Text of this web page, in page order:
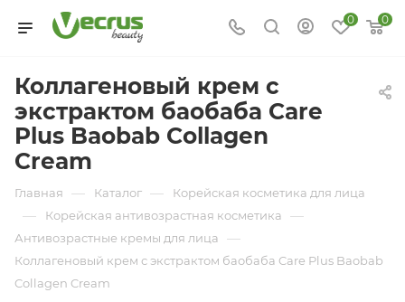
0 0
Коллагеновый крем с
экстрактом баобаба Care
Plus Baobab Collagen
Cream
Главная — Каталог — Корейская косметика для лица
— Корейская антивозрастная косметика —
Антивозрастные кремы для лица —
Коллагеновый крем с экстрактом баобаба Care Plus Baobab
Collagen Cream